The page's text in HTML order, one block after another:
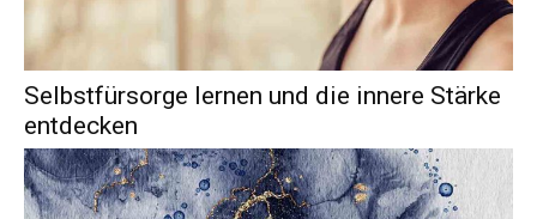
Selbstfürsorge lernen und die innere Stärke
entdecken